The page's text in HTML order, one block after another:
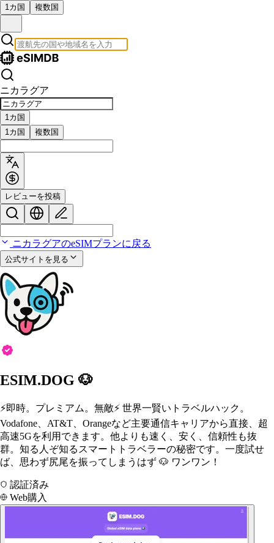
1カ国 複数国
ニカラグア
1カ国
1カ国
複数国
レビューを投稿
ニカラグアのeSIMプランに戻る
公式サイトを見る
ESIM.DOG 🐶
⚡️即時。プレミアム。無敵⚡️ 世界一賢いトラベルハック。
Vodafone、AT&T、Orangeなど主要通信キャリアから直接、超
高速5Gを利用できます。他よりも速く、安く、信頼性も抜
群。知る人ぞ知るスマートトラベラーの秘密です。一度試せ
ば、思わず尻尾を振ってしまうはず 🐶 ワンワン！
認証済み
Web購入